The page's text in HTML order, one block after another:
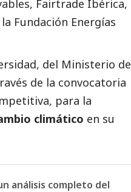
Fairtrade Ibérica,
Fundación Energías
del Ministerio de
de la convocatoria
para la
climático en su
análisis completo del